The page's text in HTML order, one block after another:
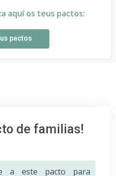
aquí os teus pactos:
pactos
de familias!
a este pacto para